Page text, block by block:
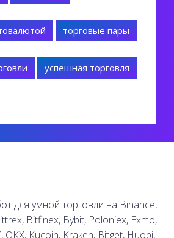
торговые пары
успешная торговля
для умной торговли на Binance,
Bitfinex, Bybit, Poloniex, Exmo,
OKX, Kucoin, Kraken, Bitget, Huobi,